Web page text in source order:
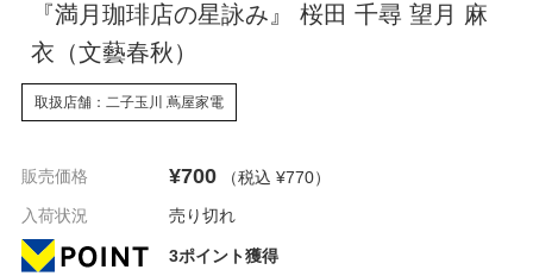
『満月珈琲店の星詠み』 桜田 千尋 望月 麻
衣（文藝春秋）
取扱店舗：二子玉川 蔦屋家電
販売価格 ¥700 （税込 ¥770）
入荷状況
売り切れ
3ポイント獲得